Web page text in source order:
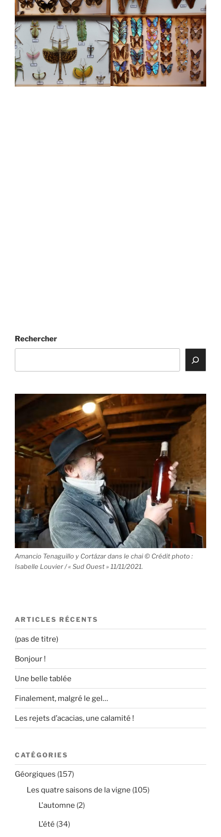
Rechercher
Amancio Tenaguillo y Cortázar dans le chai © Crédit photo :
Isabelle Louvier / « Sud Ouest » 11/11/2021.
ARTICLES RÉCENTS
(pas de titre)
Bonjour !
Une belle tablée
Finalement, malgré le gel…
Les rejets d’acacias, une calamité !
CATÉGORIES
Géorgiques (157)
Les quatre saisons de la vigne (105)
L'automne (2)
L'été (34)